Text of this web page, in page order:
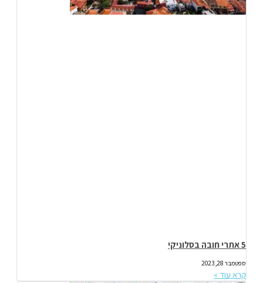
5 אתרי חובה בסלוניקי
ספטמבר 28, 2023
קרא עוד »